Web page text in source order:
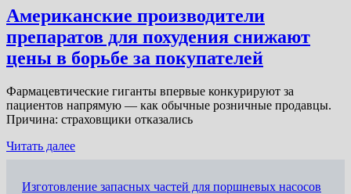
Американские производители
препаратов для похудения снижают
цены в борьбе за покупателей
Фармацевтические гиганты впервые конкурируют за
пациентов напрямую — как обычные розничные продавцы.
Причина: страховщики отказались
Читать далее
Изготовление запасных частей для поршневых насосов